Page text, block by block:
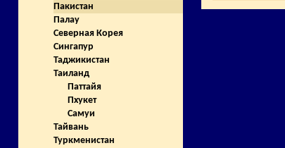
Пакистан
Палау
Северная Корея
Сингапур
Таджикистан
Таиланд
Паттайя
Пхукет
Самуи
Тайвань
Туркменистан